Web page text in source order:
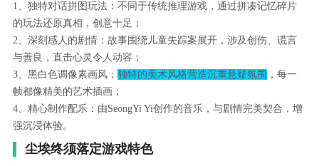
1、独特对话拼图玩法：不同于传统推理游戏，通过拼凑记忆碎片
的玩法还原真相，创意十足；
2、深刻感人的剧情：故事围绕儿童失踪案展开，涉及创伤、谎言
与善良，直击心灵令人动容；
3、黑白色调像素画风： 独特的美术风格营造沉重悬疑氛围 ，每一
帧都像精美的艺术插画；
4、精心制作配乐：由SeongYi Yi创作的音乐，与剧情完美契合，增
强沉浸体验。
尘埃终须落定游戏特色